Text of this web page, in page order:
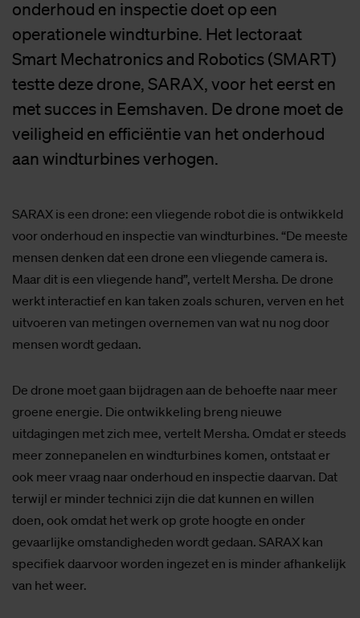
onderhoud en inspectie doet op een
operationele windturbine. Het lectoraat
Smart Mechatronics and Robotics (SMART)
testte deze drone, SARAX, voor het eerst en
met succes in Eemshaven. De drone moet de
veiligheid en efficiëntie van het onderhoud
aan windturbines verhogen.
SARAX is een drone: een vliegende robot die is ontwikkeld
voor onderhoud en inspectie van windturbines. “De meeste
mensen denken dat een drone een vliegende camera is.
Maar dit is een vliegende hand”, vertelt Mersha. De drone
werkt interactief en kan taken zoals schuren, verven en het
uitvoeren van metingen overnemen van wat nu nog door
mensen wordt gedaan.
De drone moet gaan bijdragen aan de behoefte naar meer
groene energie. Die ontwikkeling breng nieuwe
uitdagingen met zich mee, vertelt Mersha. Omdat er steeds
meer zonnepanelen en windturbines komen, ontstaat er
ook meer vraag naar onderhoud en inspectie daarvan. Dat
terwijl er minder technici zijn die dat kunnen en willen
doen, ook omdat het werk op grote hoogte en onder
gevaarlijke omstandigheden wordt gedaan. SARAX kan
specifiek daarvoor worden ingezet en is minder afhankelijk
van het weer.